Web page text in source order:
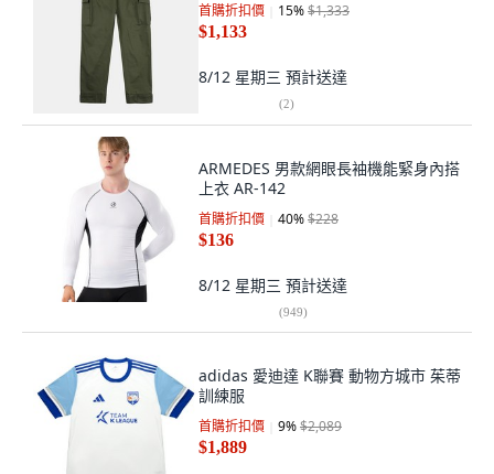
首購折扣價 15%$1,333
$1,133
8/12 星期三 預計送達
(2)
ARMEDES 男款網眼長袖機能緊身內搭
上衣 AR-142
首購折扣價 40%$228
$136
8/12 星期三 預計送達
(949)
adidas 愛迪達 K聯賽 動物方城市 茱蒂
訓練服
首購折扣價 9%$2,089
$1,889